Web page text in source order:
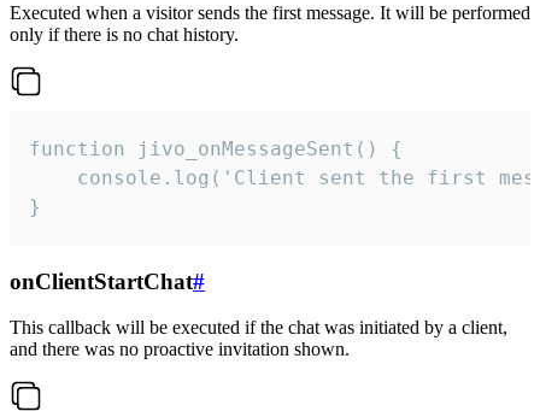
Executed when a visitor sends the first message. It will be performed
only if there is no chat history.
function jivo_onMessageSent() {
console.log('Client sent the first
}
onClientStartChat#
This callback will be executed if the chat was initiated by a client,
and there was no proactive invitation shown.